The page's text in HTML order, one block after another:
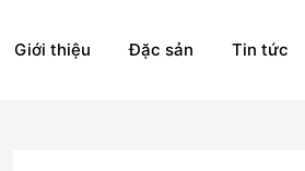
Giới thiệu Đặc sản Tin tức